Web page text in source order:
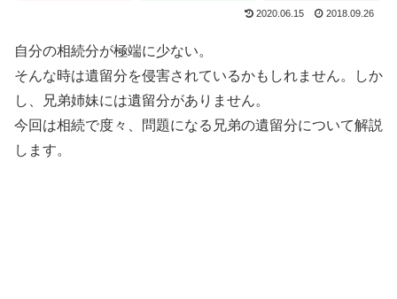
2020.06.15 2018.09.26
自分の相続分が極端に少ない。
そんな時は遺留分を侵害されているかもしれません。しか
し、兄弟姉妹には遺留分がありません。
今回は相続で度々、問題になる兄弟の遺留分について解説
します。